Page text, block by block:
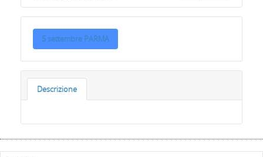
5 settembre PARMA
Descrizione